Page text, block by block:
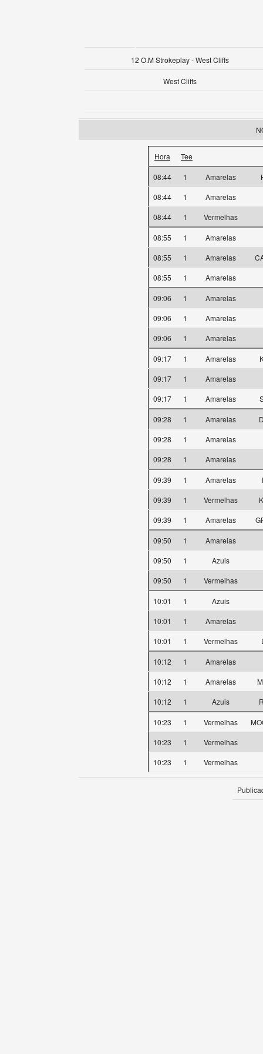
12 O.M Strokeplay - West Cliffs
West Cliffs
Hora Tee
08:44 1 Amarelas
08:44
1
Amarelas
08:44
1 Vermelhas
08:55 1
Amarelas
08:55
1 Amarelas
08:55
1 Amarelas
09:06 1
Amarelas
09:06
1
Amarelas
09:06
1 Amarelas
09:17 1 Amarelas
09:17
1
Amarelas
09:17
1 Amarelas
09:28 1 Amarelas
09:28
1
Amarelas
09:28
1 Amarelas
09:39 1 Amarelas
09:39
1 Vermelhas
09:39
1 Amarelas
09:50 1
Amarelas
09:50
1
Azuis
09:50
1 Vermelhas
10:01 1
Azuis
10:01
1
Amarelas
10:01
1 Vermelhas
10:12 1
Amarelas
10:12
1 Amarelas
10:12
1 Azuis
10:23 1 Vermelhas
10:23
1
Vermelhas
10:23
1 Vermelhas